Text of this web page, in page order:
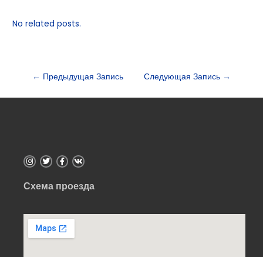
No related posts.
← Предыдущая Запись Следующая Запись →
Схема проезда